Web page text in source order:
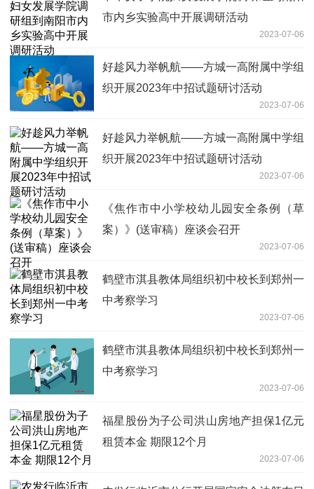
市内乡实验高中开展调研活动
2023-07-06
好趁风力举帆航——方城一高附属中学组
织开展2023年中招试题研讨活动
2023-07-06
好趁风力举帆航——方城一高附属中学组
织开展2023年中招试题研讨活动
2023-07-06
《焦作市中小学校幼儿园安全条例（草
案）》(送审稿）座谈会召开
2023-07-06
鹤壁市淇县教体局组织初中校长到郑州一
中考察学习
2023-07-06
鹤壁市淇县教体局组织初中校长到郑州一
中考察学习
2023-07-06
福星股份为子公司洪山房地产担保1亿元
租赁本金 期限12个月
2023-07-06